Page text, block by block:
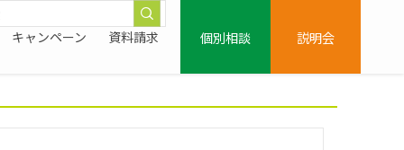
キャンペーン 資料請求
個別相談
説明会